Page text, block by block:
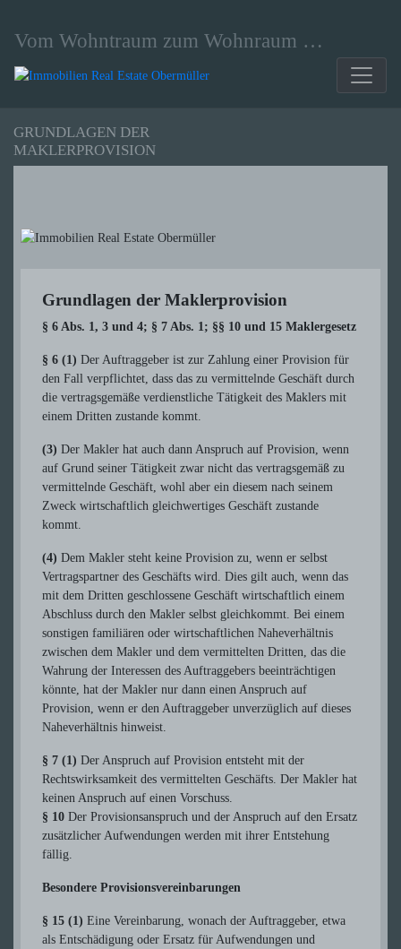
InhaltVom Wohntraum zum Wohnraum …
GRUNDLAGEN DER
MAKLERPROVISION
Grundlagen der Maklerprovision
§ 6 Abs. 1, 3 und 4; § 7 Abs. 1; §§ 10 und 15 Maklergesetz
§ 6 (1) Der Auftraggeber ist zur Zahlung einer Provision für
den Fall verpflichtet, dass das zu vermittelnde Geschäft durch
die vertragsgemäße verdienstliche Tätigkeit des Maklers mit
einem Dritten zustande kommt.
(3) Der Makler hat auch dann Anspruch auf Provision, wenn
auf Grund seiner Tätigkeit zwar nicht das vertragsgemäß zu
vermittelnde Geschäft, wohl aber ein diesem nach seinem
Zweck wirtschaftlich gleichwertiges Geschäft zustande
kommt.
(4) Dem Makler steht keine Provision zu, wenn er selbst
Vertragspartner des Geschäfts wird. Dies gilt auch, wenn das
mit dem Dritten geschlossene Geschäft wirtschaftlich einem
Abschluss durch den Makler selbst gleichkommt. Bei einem
sonstigen familiären oder wirtschaftlichen Naheverhältnis
zwischen dem Makler und dem vermittelten Dritten, das die
Wahrung der Interessen des Auftraggebers beeinträchtigen
könnte, hat der Makler nur dann einen Anspruch auf
Provision, wenn er den Auftraggeber unverzüglich auf dieses
Naheverhältnis hinweist.
§ 7 (1) Der Anspruch auf Provision entsteht mit der
Rechtswirksamkeit des vermittelten Geschäfts. Der Makler hat
keinen Anspruch auf einen Vorschuss.
§ 10 Der Provisionsanspruch und der Anspruch auf den Ersatz
zusätzlicher Aufwendungen werden mit ihrer Entstehung
fällig.
Besondere Provisionsvereinbarungen
§ 15 (1) Eine Vereinbarung, wonach der Auftraggeber, etwa
als Entschädigung oder Ersatz für Aufwendungen und